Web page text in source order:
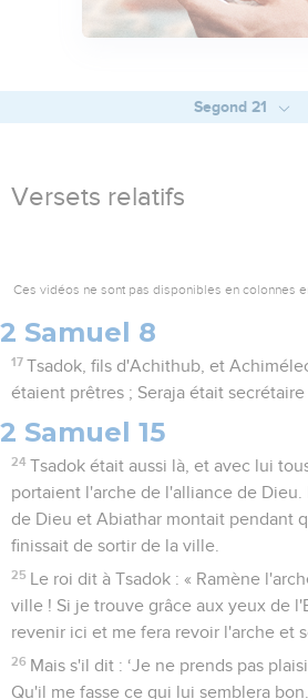
Segond 21
Versets relatifs
Ces vidéos ne sont pas disponibles en colonnes
2 Samuel 8
17 Tsadok, fils d'Achithub, et
étaient prêtres ; Seraja était secrétaire
2 Samuel 15
24 Tsadok était aussi là, et avec lui
portaient l'arche de l'alliance de
de Dieu et Abiathar montait pendant
finissait de sortir de la ville.
25
Le roi dit à Tsadok : « Ramène
ville ! Si je trouve grâce aux yeux de
revenir ici et me fera revoir l'arche et
26 Mais s'il dit : ‘Je ne prends pas
Qu'il me fasse ce qui lui semblera